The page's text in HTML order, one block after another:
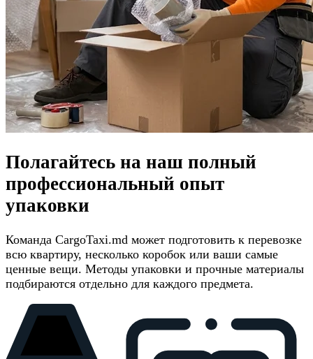
Полагайтесь на наш полный
профессиональный опыт
упаковки
Команда CargoTaxi.md может подготовить к перевозке
всю квартиру, несколько коробок или ваши самые
ценные вещи. Методы упаковки и прочные материалы
подбираются отдельно для каждого предмета.